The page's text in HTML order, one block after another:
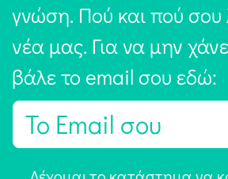
γνώση. Πού και πού σου
νέα μας. Για να μην
βάλε το email σου εδώ:
E